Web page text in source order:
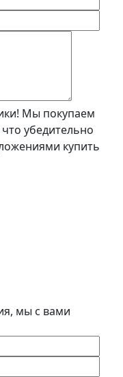
Мы покупаем
убедительно
купить
мы с вами